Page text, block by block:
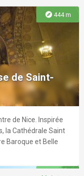
& bien-être haut
de Nice.
Plage
dans l’esprit
explore1.0 km
explore 444 m
de Saint-
de Nice. Inspirée
la Cathédrale Saint
Baroque et Belle
explore